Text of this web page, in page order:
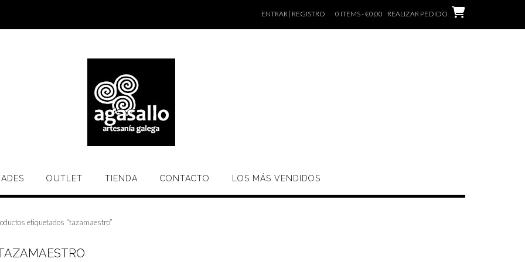
ENTRAR | REGISTRO 0 ITEMS - €0,00 REALIZAR PEDIDO
OUTLET TIENDA CONTACTO LOS MÁS VENDIDOS
etiquetados “tazamaestro”